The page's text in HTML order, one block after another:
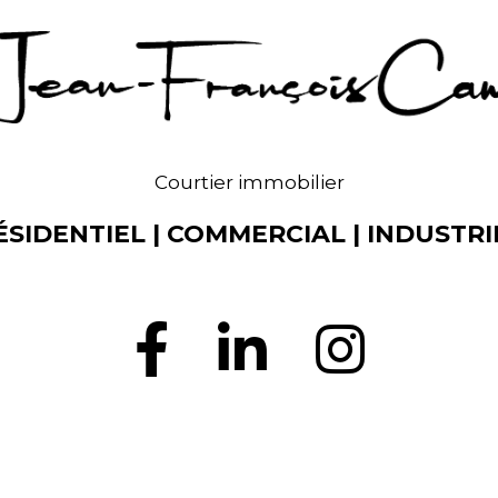
Courtier immobilier
| COMMERCIAL |